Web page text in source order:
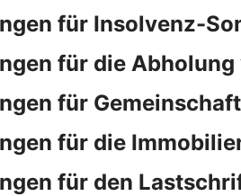
für Insolvenz-
für die
für
für die
für den